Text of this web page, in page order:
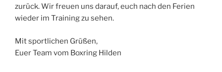
zurück. Wir freuen uns darauf, euch nach den Ferien
wieder im Training zu sehen.
Mit sportlichen Grüßen,
Euer Team vom Boxring Hilden